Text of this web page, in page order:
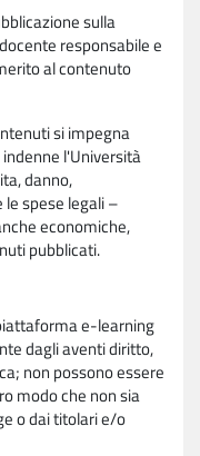
sulla
responsabile e
al contenuto
si impegna
l'Università
danno,
spese legali –
economiche,
pubblicati.
e-learning
dagli aventi diritto,
non possono essere
modo che non sia
o dai titolari e/o